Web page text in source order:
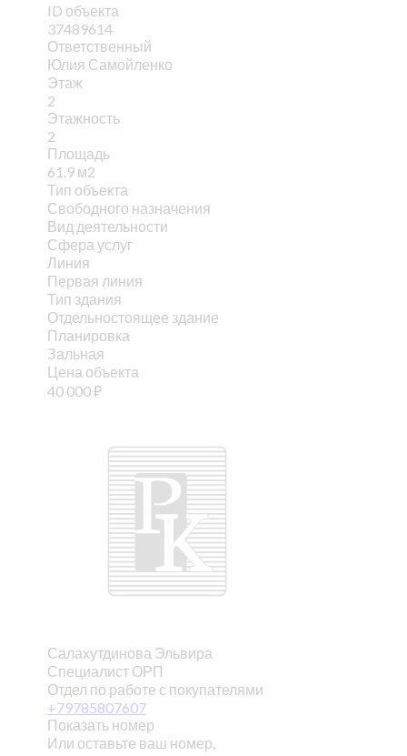
ID объекта
37489614
Ответственный
Юлия Самойленко
Этаж
2
Этажность
2
Площадь
61.9 м2
Тип объекта
Свободного назначения
Вид деятельности
Сфера услуг
Линия
Первая линия
Тип здания
Отдельностоящее здание
Планировка
Зальная
Цена объекта
40 000₽
Салахутдинова Эльвира
Специалист ОРП
Отдел по работе с покупателями
+79785807607
Показать номер
Или оставьте ваш номер,